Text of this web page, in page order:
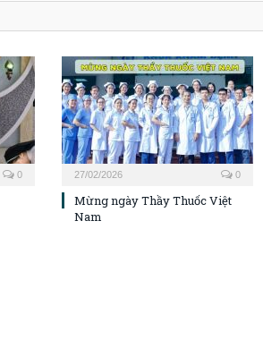
0 27/02/2026 0
Mừng ngày Thầy Thuốc Việt
Nam